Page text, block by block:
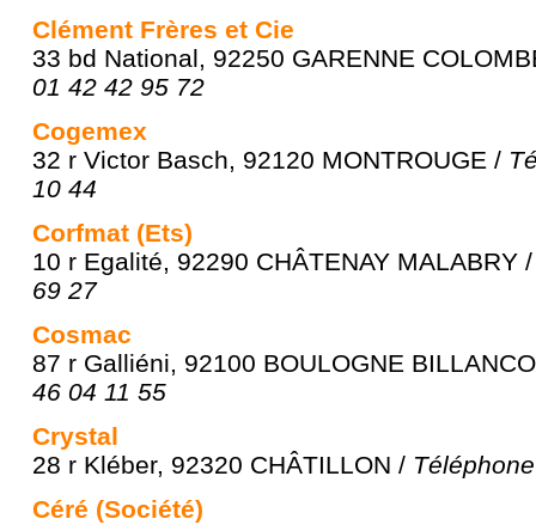
Clément Frères et Cie
33 bd National, 92250 GARENNE
01 42 42 95 72
Cogemex
32 r Victor Basch, 92120 MONTROUGE /
10 44
Corfmat (Ets)
10 r Egalité, 92290 CHÂTENAY MALABRY
69 27
Cosmac
87 r Galliéni, 92100 BOULOGNE
46 04 11 55
Crystal
28 r Kléber, 92320 CHÂTILLON /
Céré (Société)